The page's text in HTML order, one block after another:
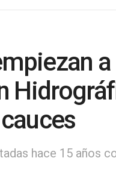
hace 15 años